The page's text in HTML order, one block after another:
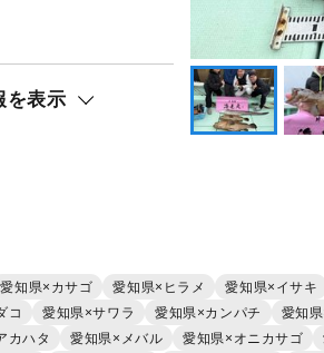
を表示
愛知県×カサゴ 愛知県×ヒラメ 愛知県×イサキ
コ 愛知県×サワラ 愛知県×カンパチ 愛知
カハタ 愛知県×メバル 愛知県×オニカサゴ